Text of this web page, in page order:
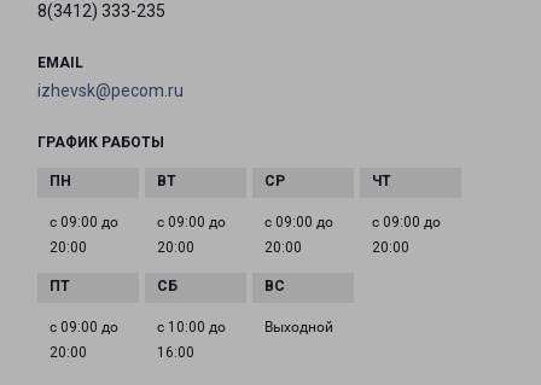
8(3412) 333-235
EMAIL
izhevsk@pecom.ru
ГРАФИК РАБОТЫ
с 09:00 до
20:00
с 09:00 до
20:00
с 09:00 до
20:00
с 09:00 до
20:00
с 09:00 до
20:00
с 10:00 до
16:00
Выходной